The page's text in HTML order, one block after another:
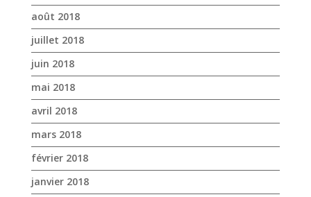
août 2018
juillet 2018
juin 2018
mai 2018
avril 2018
mars 2018
février 2018
janvier 2018